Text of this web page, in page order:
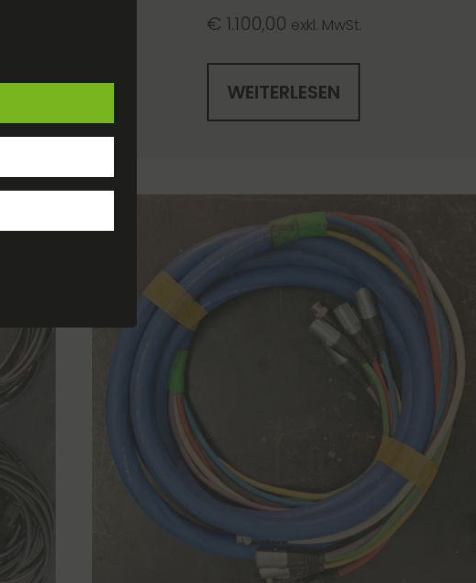
€ 1.100,00 exkl. MwSt.
WEITERLESEN